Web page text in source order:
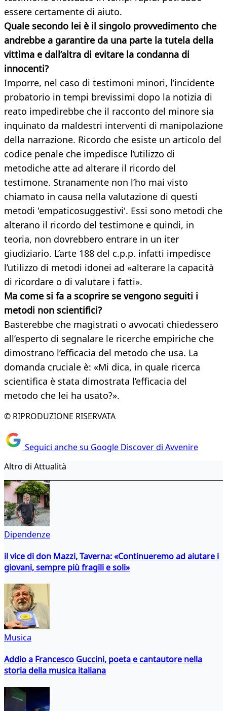
essere certamente di aiuto.
Quale secondo lei è il singolo provvedimento che
andrebbe a garantire da una parte la tutela della
vittima e dall’altra di evitare la condanna di
innocenti?
Imporre, nel caso di testimoni minori, l’incidente
probatorio in tempi brevissimi dopo la notizia di
reato impedirebbe che il racconto del minore sia
inquinato da maldestri interventi di manipolazione
della narrazione. Ricordo che esiste un articolo del
codice penale che impedisce l’utilizzo di
metodiche atte ad alterare il ricordo del
testimone. Stranamente non l’ho mai visto
chiamato in causa nella valutazione di questi
metodi 'empaticosuggestivi'. Essi sono metodi che
alterano il ricordo del testimone e quindi, in
teoria, non dovrebbero entrare in un iter
giudiziario. L’arte 188 del c.p.p. infatti impedisce
l’utilizzo di metodi idonei ad «alterare la capacità
di ricordare o di valutare i fatti».
Ma come si fa a scoprire se vengono seguiti i
metodi non scientifici?
Basterebbe che magistrati o avvocati chiedessero
all’esperto di segnalare le ricerche empiriche che
dimostrano l’efficacia del metodo che usa. La
domanda cruciale è: «Mi dica, in quale ricerca
scientifica è stata dimostrata l’efficacia del
metodo che lei ha usato?».
© RIPRODUZIONE RISERVATA
Seguici anche su Google Discover di Avvenire
Altro di Attualità
Dipendenze
il vice di don Mazzi, Taverna: «Continueremo ad aiutare i
giovani, sempre più fragili e soli»
Musica
Addio a Francesco Guccini, poeta e cantautore nella
storia della musica italiana